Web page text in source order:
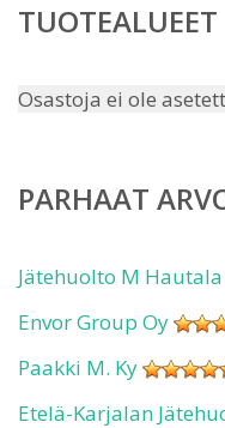
TUOTEALUEET
Osastoja ei ole
PARHAAT
Jätehuolto M Hautala
Envor Group Oy
Paakki M. Ky
Etelä-Karjalan